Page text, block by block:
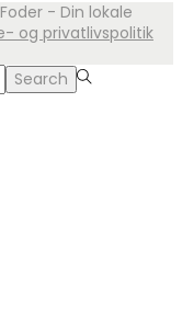
- Din lokale
og privatlivspolitik
Search